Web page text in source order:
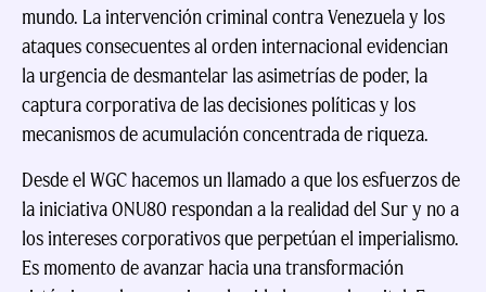
mundo. La intervención criminal contra Venezuela y los
ataques consecuentes al orden internacional evidencian
la urgencia de desmantelar las asimetrías de poder, la
captura corporativa de las decisiones políticas y los
mecanismos de acumulación concentrada de riqueza.
Desde el WGC hacemos un llamado a que los esfuerzos de
la iniciativa ONU80 respondan a la realidad del Sur y no a
los intereses corporativos que perpetúan el imperialismo.
Es momento de avanzar hacia una transformación